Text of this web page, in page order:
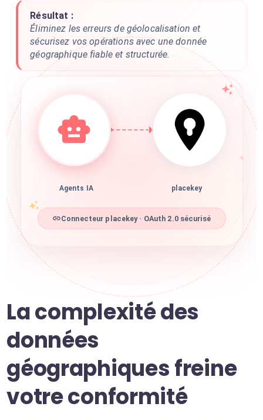
Résultat :
Éliminez les erreurs de géolocalisation et
sécurisez vos opérations avec une donnée
géographique fiable et structurée.
Agents IA placekey
Connecteur placekey · OAuth 2.0 sécurisé
La complexité des
données
géographiques freine
votre conformité